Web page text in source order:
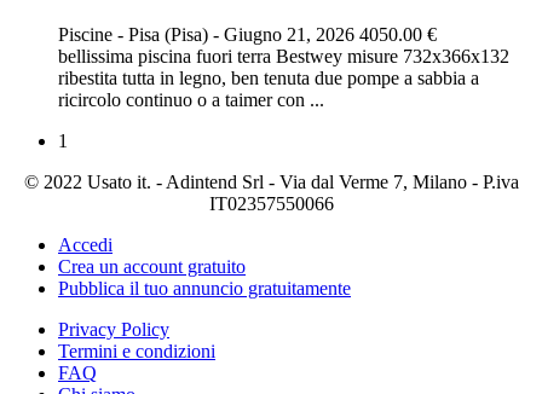
Piscine - Pisa (Pisa) - Giugno 21, 2026 4050.00 €
bellissima piscina fuori terra Bestwey misure 732x366x132
ribestita tutta in legno, ben tenuta due pompe a sabbia a
ricircolo continuo o a taimer con ...
1
© 2022 Usato it. - Adintend Srl - Via dal Verme 7, Milano - P.iva
IT02357550066
Accedi
Crea un account gratuito
Pubblica il tuo annuncio gratuitamente
Privacy Policy
Termini e condizioni
FAQ